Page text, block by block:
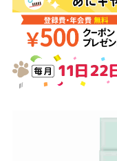
ドッグフード
美容・ケア用品
アフターサービス
商品リクエスト